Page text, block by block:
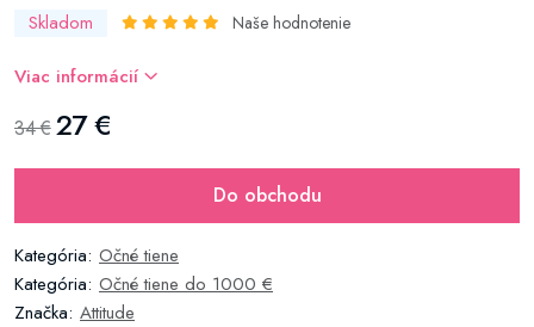
Skladom Naše hodnotenie
Viac informácií
34 €27 €
Do obchodu
Kategória: Očné tiene
Kategória: Očné tiene do 1000 €
Značka: Attitude